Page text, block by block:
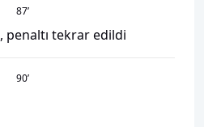
87’
penaltı tekrar edildi
90’